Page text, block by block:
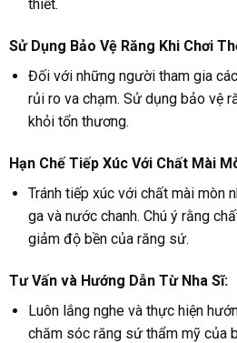
thiết.
Sử Dụng Bảo Vệ Răng Khi Chơi
Đối với những người tham gia
rủi ro va chạm. Sử dụng bảo vệ
khỏi tổn thương.
Hạn Chế Tiếp Xúc Với Chất Mài
Tránh tiếp xúc với chất mài mòn
ga và nước chanh. Chú ý rằng
giảm độ bền của răng sứ.
Tư Vấn và Hướng Dẫn Từ Nha Sĩ:
Luôn lắng nghe và thực hiện
chăm sóc răng sứ thẩm mỹ của